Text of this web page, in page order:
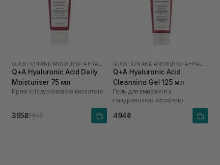
QUESTION AND ANSWER
Q+A Hyaluronic Acid Daily
Moisturiser 75 мл
Крем з гіалуроновою кислотою
395₴564₴
QUESTION AND ANSWER
Q+A Hyaluronic Acid
Cleansing Gel 125 мл
Гель для вмивання з
гіалуроновою кислотою
494₴